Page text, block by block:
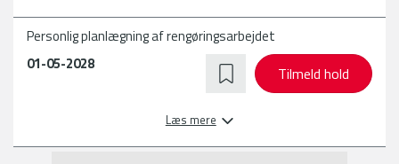
01-05-2028
Personlig planlægning af rengøringsarbejdet
Læs mere
Tilmeld hold